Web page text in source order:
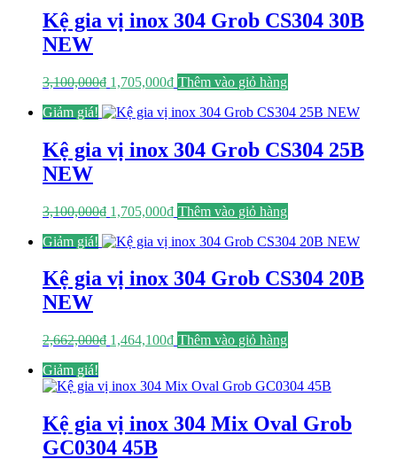
1,773,750₫.
Kệ gia vị inox 304 Grob CS304 30B
NEW
3,100,000₫ Giá
là:
1,705,000₫Giá
tại
1,705,000₫.
Thêm vào giỏ hàng
Giảm giá!
Kệ gia vị inox 304 Grob CS304 25B
NEW
3,100,000₫ Giá
là:
1,705,000₫Giá
tại
1,705,000₫.
Thêm vào giỏ hàng
Giảm giá!
Kệ gia vị inox 304 Grob CS304 20B
NEW
2,662,000₫ Giá
2,662,000₫.
1,464,100₫Giá
là:
Thêm vào giỏ hàng
Giảm giá!
Kệ gia vị inox 304 Mix Oval Grob
GC0304 45B